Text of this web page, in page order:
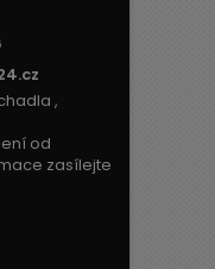
,
od
zasílejte